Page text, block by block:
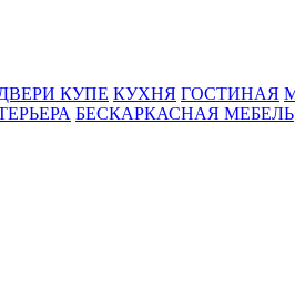
КУПЕ КУХНЯ ГОСТИНАЯ
БЕСКАРКАСНАЯ МЕБЕЛЬ